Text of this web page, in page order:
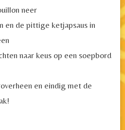
neer
en de pittige ketjapsaus in
naar keus op een soepbord
en eindig met de